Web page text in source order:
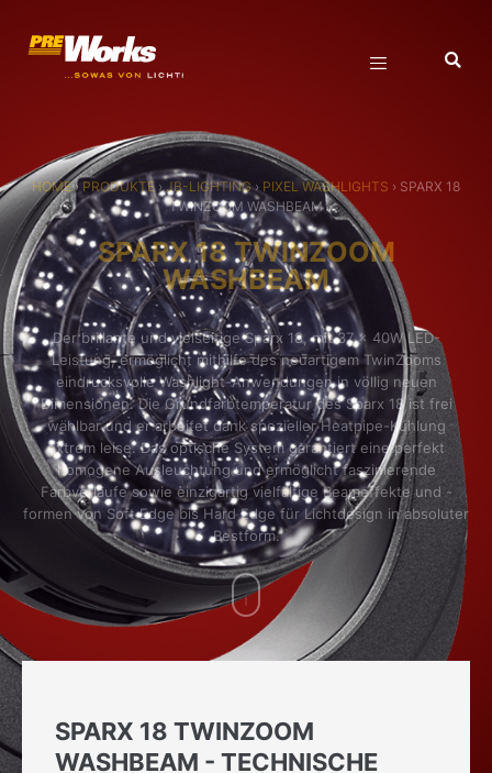
HOME › PRODUKTE › JB-LIGHTING › PIXEL WASHLIGHTS › SPARX 18
TWINZOOM WASHBEAM
SPARX 18 TWINZOOM
WASHBEAM
Der brillante und vielseitige Sparx 18, mit 37 x 40W LED-
Leistung, ermöglicht mithilfe des neuartigem TwinZooms
eindrucksvolle Washlight-Anwendungen in völlig neuen
Dimensionen. Die Grundfarbtemperatur des Sparx 18 ist frei
wählbar und er arbeitet dank spezieller Heatpipe-Kühlung
extrem leise. Das optische System garantiert eine perfekt
homogene Ausleuchtung und ermöglicht faszinierende
Farbverläufe sowie einzigartig vielfältige Beameffekte und -
formen von Soft Edge bis Hard Edge für Lichtdesign in absoluter
Bestform.
SPARX 18 TWINZOOM
WASHBEAM - TECHNISCHE